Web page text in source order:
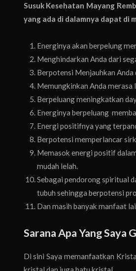
Susuk Kesehatan Mayang
yang ada di dalamnya dapat di
Energinya akan berpelung
Menghindarkan Anda dari
Berpotensi Menjauhkan
Memungkinkan Anda merasa
Berpeluang meningkatkan
Energinya berpeluang
Energi positifnya yang
Berpotensi memperlancar
Memasok energi positif
mudah lelah.
Sebagai pendorong spiritual
tubuh sehingga berpotensi
Dan masih banyak manfaat
Sarana Apa Yang
Di sini Saya memanfaatkan